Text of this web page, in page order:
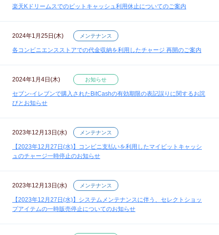
楽天Kドリームスでのビットキャッシュ利用休止についてのご案内
2024年1月25日(木) メンテナンス
各コンビニエンスストアでの代金収納を利用したチャージ 再開のご案内
2024年1月4日(木) お知らせ
セブン‐イレブンで購入されたBitCashの有効期限の表記誤りに関するお詫
びとお知らせ
2023年12月13日(水) メンテナンス
【2023年12月27日(水)】コンビニ支払いを利用したマイビットキャッシ
ュのチャージ一時停止のお知らせ
2023年12月13日(水) メンテナンス
【2023年12月27日(水)】システムメンテナンスに伴う、セレクトショッ
プアイテムの一時販売停止についてのお知らせ